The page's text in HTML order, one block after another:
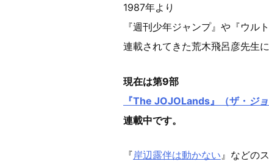
1987年より
『週刊少年ジャンプ』や『ウル
連載されてきた荒木飛呂彦先生に
現在は第9部
『The JOJOLands』（ザ・ ジ
連載中です。
『岸辺露伴は動かない』などの